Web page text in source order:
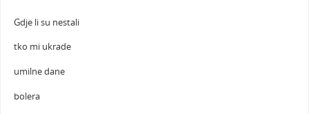
Gdje li su nestali
tko mi ukrade
umilne dane
bolera